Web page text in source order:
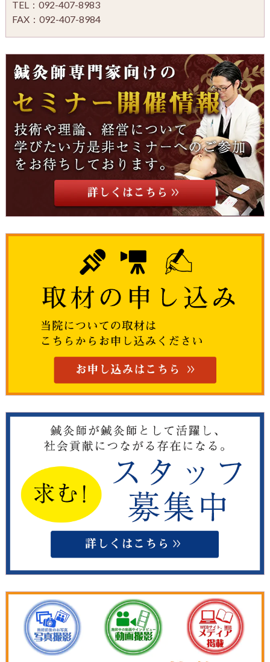
TEL：092-407-8983
FAX：092-407-8984